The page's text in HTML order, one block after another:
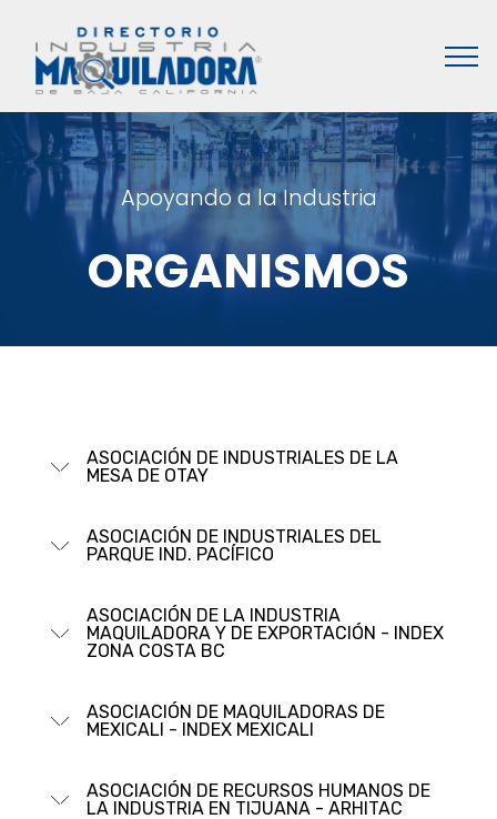
Apoyando a la Industria
ORGANISMOS
ASOCIACIÓN DE INDUSTRIALES DE LA
MESA DE OTAY
ASOCIACIÓN DE INDUSTRIALES DEL
PARQUE IND. PACÍ­FICO
ASOCIACIÓN DE LA INDUSTRIA
MAQUILADORA Y DE EXPORTACIÓN - INDEX
ZONA COSTA BC
ASOCIACIÓN DE MAQUILADORAS DE
MEXICALI - INDEX MEXICALI
ASOCIACIÓN DE RECURSOS HUMANOS DE
LA INDUSTRIA EN TIJUANA - ARHITAC